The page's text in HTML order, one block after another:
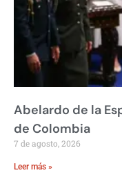
Abelardo de la
de Colombia
7 de agosto, 2026
Leer más »